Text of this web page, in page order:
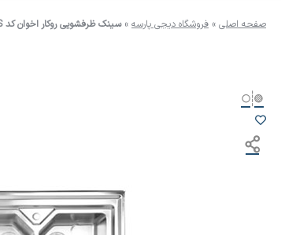
صفحه اصلی » فروشگاه دیجی پارسه »سینک ظرفشویی روکار اخوان کد 325S